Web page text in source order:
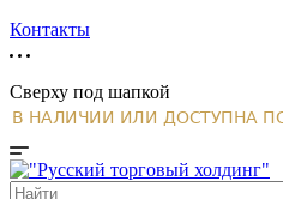
Контакты
Сверху под шапкой